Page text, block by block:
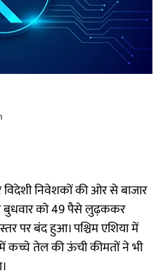
निवेशकों की ओर से बाजार
बुधवार को 49 पैसे लुढ़ककर
पर बंद हुआ। पश्चिम एशिया में
कच्चे तेल की ऊंची कीमतों ने भी